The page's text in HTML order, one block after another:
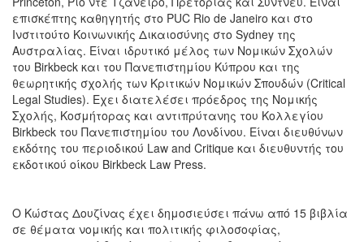
επισκέπτης καθηγητής στο PUC Rio de Janeiro και στο
Ινστιτούτο Κοινωνικής Δικαιοσύνης στο Sydney της
Αυστραλίας. Είναι ιδρυτικό μέλος των Νομικών Σχολών
του Birkbeck και του Πανεπιστημίου Κύπρου και της
θεωρητικής σχολής των Κριτικών Νομικών Σπουδών (Critical
Legal Studies). Εχει διατελέσει πρόεδρος της Νομικής
Σχολής, Κοσμήτορας και αντιπρύτανης του Κολλεγίου
Birkbeck του Πανεπιστημίου του Λονδίνου. Είναι διευθύνων
εκδότης του περιοδικού Law and Critique και διευθυντής του
εκδοτικού οίκου Birkbeck Law Press.
Ο Κώστας Δουζίνας έχει δημοσιεύσει πάνω από 15 βιβλία
σε θέματα νομικής και πολιτικής φιλοσοφίας,